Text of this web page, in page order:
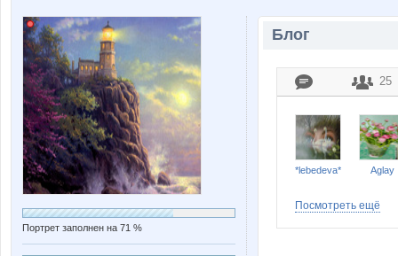
Портрет заполнен на 71 %
Блог
25
*lebedeva* Aglay
Посмотреть ещё